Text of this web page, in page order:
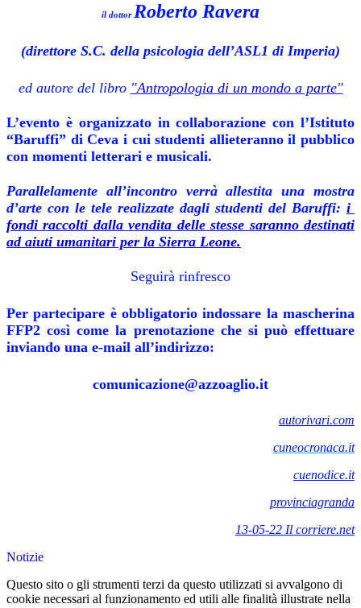
il dottor Roberto Ravera
(direttore S.C. della psicologia dell’ASL1 di Imperia)
ed autore del libro "Antropologia di un mondo a parte"
L’evento è organizzato in collaborazione con l’Istituto
“Baruffi” di Ceva i cui studenti allieteranno il pubblico
con momenti letterari e musicali.
Parallelamente all’incontro verrà allestita una mostra
d’arte con le tele realizzate dagli studenti del Baruffi: i
fondi raccolti dalla vendita delle stesse saranno destinati
ad aiuti umanitari per la Sierra Leone.
Seguirà rinfresco
Per partecipare è obbligatorio indossare la mascherina
FFP2 così come la prenotazione che si può effettuare
inviando una e-mail all’indirizzo:
comunicazione@azzoaglio.it
autorivari.com
cuneocronaca.it
cuenodice.it
provinciagranda
13-05-22 Il corriere.net
Notizie
Questo sito o gli strumenti terzi da questo utilizzati si avvalgono di
cookie necessari al funzionamento ed utili alle finalità illustrate nella